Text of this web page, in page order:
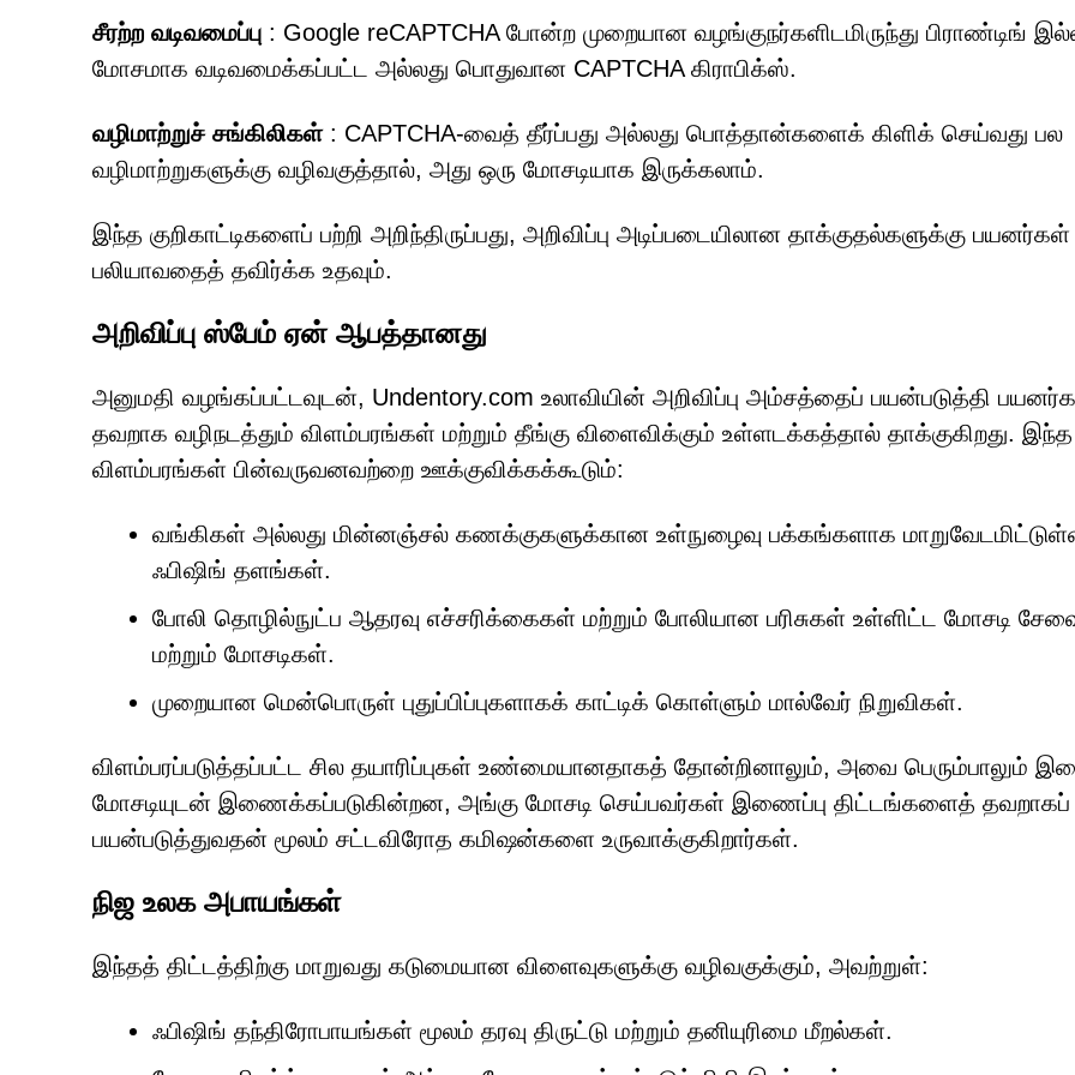
சீரற்ற வடிவமைப்பு : Google reCAPTCHA போன்ற முறையான வழங்குநர்களிடமிருந்து பிராண்டிங்
மோசமாக வடிவமைக்கப்பட்ட அல்லது பொதுவான CAPTCHA கிராபிக்ஸ்.
வழிமாற்றுச் சங்கிலிகள்: CAPTCHA-வைத் தீர்ப்பது அல்லது பொத்தான்களைக் கிளிக் செய்வது பல
வழிமாற்றுகளுக்கு வழிவகுத்தால், அது ஒரு மோசடியாக இருக்கலாம்.
இந்த குறிகாட்டிகளைப் பற்றி அறிந்திருப்பது, அறிவிப்பு அடிப்படையிலான தாக்குதல்களுக்கு பயனர்கள்
பலியாவதைத் தவிர்க்க உதவும்.
அறிவிப்பு ஸ்பேம் ஏன் ஆபத்தானது
அனுமதி வழங்கப்பட்டவுடன், Undentory.com உலாவியின் அறிவிப்பு அம்சத்தைப் பயன்படுத்தி
தவறாக வழிநடத்தும் விளம்பரங்கள் மற்றும் தீங்கு விளைவிக்கும் உள்ளடக்கத்தால் தாக்குகிறது. இந்த
விளம்பரங்கள் பின்வருவனவற்றை ஊக்குவிக்கக்கூடும்:
வங்கிகள் அல்லது மின்னஞ்சல் கணக்குகளுக்கான உள்நுழைவு பக்கங்களாக
ஃபிஷிங் தளங்கள்.
போலி தொழில்நுட்ப ஆதரவு எச்சரிக்கைகள் மற்றும் போலியான பரிசுகள் உள்ளிட்ட மோசடி
மற்றும் மோசடிகள்.
முறையான மென்பொருள் புதுப்பிப்புகளாகக் காட்டிக் கொள்ளும் மால்வேர் நிறுவிகள்.
விளம்பரப்படுத்தப்பட்ட சில தயாரிப்புகள் உண்மையானதாகத் தோன்றினாலும், அவை பெரும்பாலும்
மோசடியுடன் இணைக்கப்படுகின்றன, அங்கு மோசடி செய்பவர்கள் இணைப்பு திட்டங்களைத் தவறாகப்
பயன்படுத்துவதன் மூலம் சட்டவிரோத கமிஷன்களை உருவாக்குகிறார்கள்.
நிஜ உலக அபாயங்கள்
இந்தத் திட்டத்திற்கு மாறுவது கடுமையான விளைவுகளுக்கு வழிவகுக்கும், அவற்றுள்:
ஃபிஷிங் தந்திரோபாயங்கள் மூலம் தரவு திருட்டு மற்றும் தனியுரிமை மீறல்கள்.